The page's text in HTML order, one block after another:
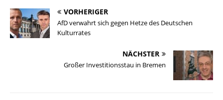
VORHERIGER
AfD verwahrt sich gegen Hetze des Deutschen
Kulturrates
NÄCHSTER
Großer Investitionsstau in Bremen